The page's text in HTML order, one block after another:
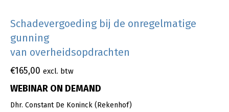
Schadevergoeding bij de onregelmatige
gunning
van overheidsopdrachten
€165,00 excl. btw
WEBINAR ON DEMAND
Dhr. Constant De Koninck (Rekenhof)